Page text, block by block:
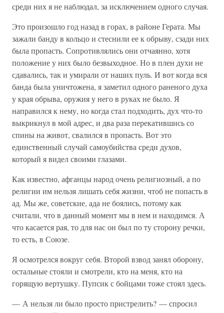
среди них я не наблюдал, за исключением одного случая.
Это произошло год назад в горах, в районе Герата. Мы
зажали банду в кольцо и стеснили ее к обрыву, сзади них
была пропасть. Сопротивлялись они отчаянно, хотя
положение у них было безвыходное. Но в плен духи не
сдавались, так и умирали от наших пуль. И вот когда вся
банда была уничтожена, я заметил одного раненого духа
у края обрыва, оружия у него в руках не было. Я
направился к нему, но когда стал подходить, дух что-то
выкрикнул в мой адрес, и два раза перекатившись со
спины на живот, свалился в пропасть. Вот это
единственный случай самоубийства среди духов,
который я видел своими глазами.
Как известно, афганцы народ очень религиозный, а по
религии им нельзя лишать себя жизни, чтоб не попасть в
ад. Мы же, советские, ада не боялись, потому как
считали, что в данный момент мы в нем и находимся. А
что касается рая, то для нас он был по ту сторону речки,
то есть, в Союзе.
Я осмотрелся вокруг себя. Второй взвод занял оборону,
остальные стояли и смотрели, кто на меня, кто на
горящую вертушку. Пупсик с бойцами тоже стоял здесь.
— А нельзя ли было просто пристрелить? — спросил